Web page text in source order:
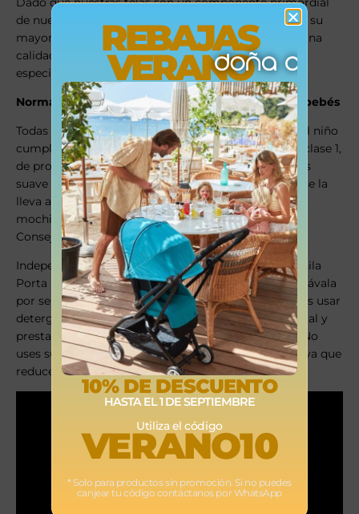
de nuestros productos textiles, las desarrollamos en su
mayoría nosotros mismos. Con ello, garantizamos una
calidad óptima y constante, y sus características
especiales.
Norma OEKO-TEX 100, clase 1, de productos para bebés
Todas las telas que entran en contacto con la piel del niño
cumplen los requisitos de la norma OEKO-TEX 100, clase 1,
de productos para bebés. Esto significa que la tela es
suave al contacto con la piel de tu bebé y segura si se la
lleva a la boca. Por eso, no es necesario que laves la
mochila antes de empezar a utilizarla.
Consejos de lavado
Independientemente del material que elijas, la Mochila
Porta Bebé Mini se puede lavar a máquina a 40 ºC. Lávala
por separado y no la centrifugues. Te recomendamos usar
detergentes suaves con certificación medioambiental y
prestar atención para dosificarlos adecuadamente. No
uses suavizantes si tienes una mochila de malla 3D ya que
reducen la calidad de la tela.
REBAJAS
VERANO
10% DE DESCUENTO
HASTA EL 1 DE SEPTIEMBRE
Utiliza el código
VERANO10
* Solo para productos sin promoción. Si no puedes
canjear tu código contáctanos por WhatsApp